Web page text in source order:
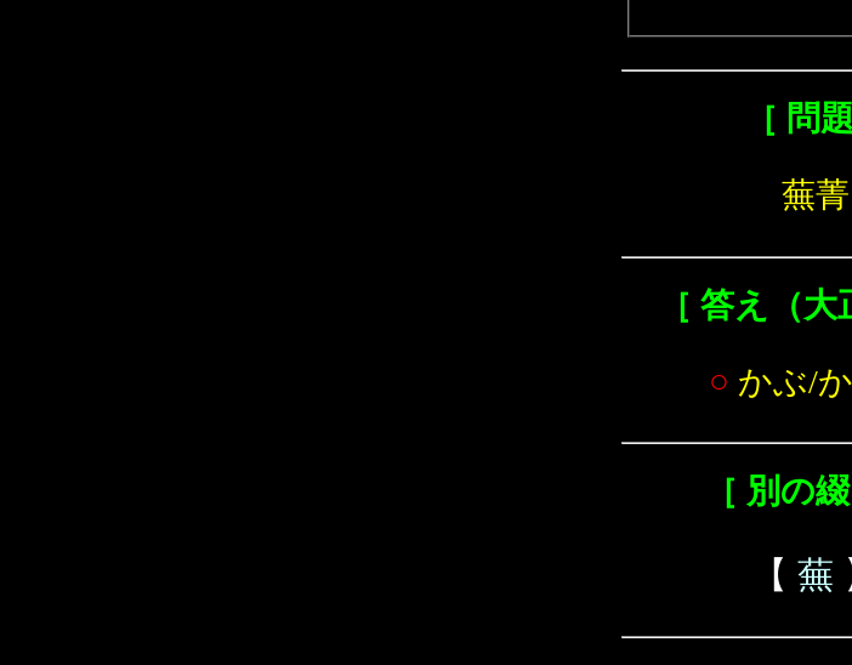
［ 問題
蕪菁
［ 答え（大
○ かぶ/
［ 別の綴
【 蕪